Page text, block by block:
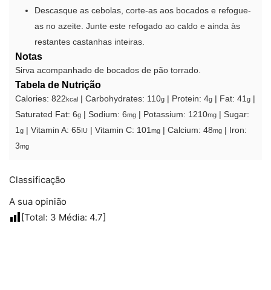
Descasque as cebolas, corte-as aos bocados e refogue-
as no azeite. Junte este refogado ao caldo e ainda às
restantes castanhas inteiras.
Notas
Sirva acompanhado de bocados de pão torrado.
Tabela de Nutrição
Calories: 822kcal Carbohydrates: 110g Protein: 4g Fat: 41g
Saturated Fat: 6g Sodium: 6mg Potassium: 1210mg
Sugar:
1g Vitamin A: 65IU Vitamin C: 101mg Calcium: 48mg
Iron:
3mg
Classificação
A sua opinião
[Total: 3 Média: 4.7]